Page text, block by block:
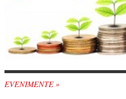
EVENIMENTE »